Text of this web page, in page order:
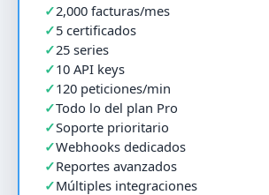
2,000 facturas/mes
5 certificados
25 series
10 API keys
120 peticiones/min
Todo lo del plan Pro
Soporte prioritario
Webhooks dedicados
Reportes avanzados
Múltiples integraciones